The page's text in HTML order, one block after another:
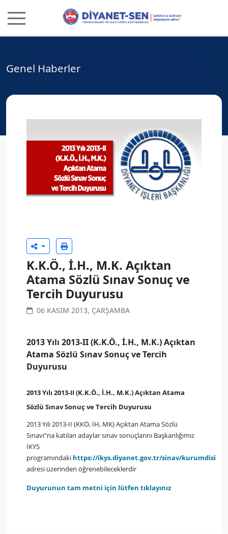
Genel Haberler
K.K.Ö., İ.H., M.K. Açıktan
Atama Sözlü Sınav Sonuç ve
Tercih Duyurusu
06 KASIM 2013, ÇARŞAMBA
2013 Yılı 2013-II (K.K.Ö., İ.H., M.K.) Açıktan
Atama Sözlü Sınav Sonuç ve Tercih
Duyurusu
2013 Yılı 2013-II (K.K.Ö., İ.H., M.K.) Açıktan Atama
Sözlü Sınav Sonuç ve Tercih Duyurusu
2013 Yılı 2013-II (KKÖ, İH, MK) Açıktan Atama Sözlü
Sınavı”na katılan adaylar sınav sonuçlarını Başkanlığımız
İKYS
programındaki https://ikys.diyanet.gov.tr/sinav/kurumdisi
adresi üzerinden öğrenebileceklerdir
Duyurunun tam metni için lütfen tıklayınız